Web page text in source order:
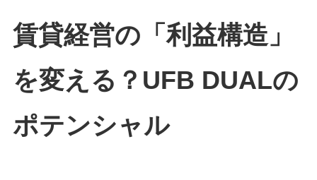
賃貸経営の「利益構造」
を変える？UFB DUALの
ポテンシャル